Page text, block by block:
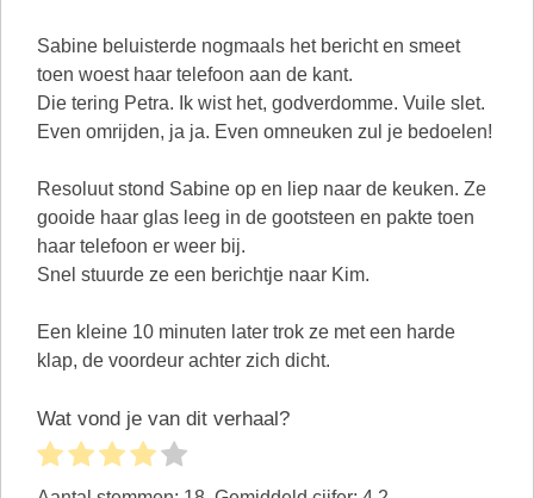
Sabine beluisterde nogmaals het bericht en smeet
toen woest haar telefoon aan de kant.
Die tering Petra. Ik wist het, godverdomme. Vuile slet.
Even omrijden, ja ja. Even omneuken zul je bedoelen!
Resoluut stond Sabine op en liep naar de keuken. Ze
gooide haar glas leeg in de gootsteen en pakte toen
haar telefoon er weer bij.
Snel stuurde ze een berichtje naar Kim.
Een kleine 10 minuten later trok ze met een harde
klap, de voordeur achter zich dicht.
Wat vond je van dit verhaal?